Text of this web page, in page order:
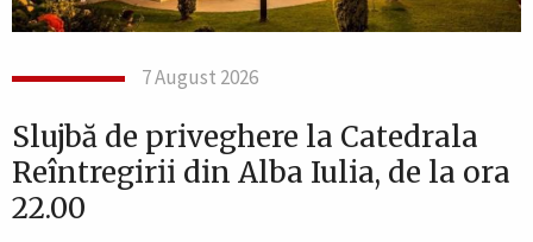
7 August 2026
Slujbă de priveghere la Catedrala
Reîntregirii din Alba Iulia, de la ora
22.00